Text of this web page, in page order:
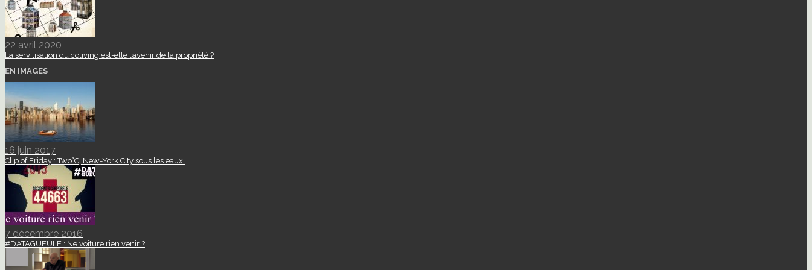
22 avril 2020
La servitisation du coliving est-elle l’avenir de la propriété ?
EN IMAGES
16 juin 2017
Clip of Friday : Two°C, New-York City sous les eaux.
7 décembre 2016
#DATAGUEULE : Ne voiture rien venir ?